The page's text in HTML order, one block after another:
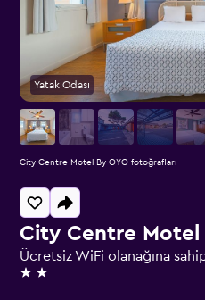
City Centre Motel
Ücretsiz WiFi olanağına
2 yıldız
Yatak Odası
City Centre Motel By OYO fotoğrafları